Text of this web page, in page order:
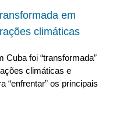
em
climáticas
Cuba foi “transformada”
climáticas e
“enfrentar” os principais